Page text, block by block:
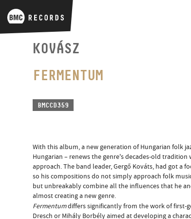
KOVÁSZ
FERMENTUM
BMCCD359
With this album, a new generation of Hungarian folk
Hungarian – renews the genre's decades-old
approach. The band leader, Gergő Kováts, had got a
so his compositions do not simply approach folk
but unbreakably combine all the influences that he
almost creating a new genre.
Fermentumdiffers significantly from the work of first-
Dresch or Mihály Borbély aimed at developing a